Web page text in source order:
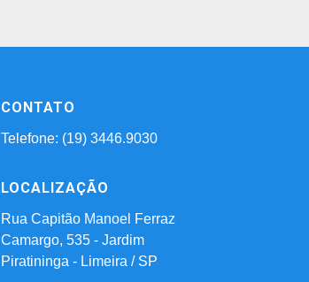
CONTATO
Telefone: (19) 3446.9030
LOCALIZAÇÃO
Rua Capitão Manoel Ferraz
Camargo, 535 - Jardim
Piratininga - Limeira / SP